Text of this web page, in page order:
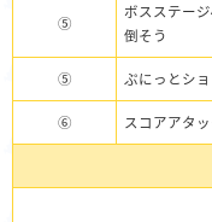
⑤
ボスステー
倒そう
⑤ ぷにっとシ
⑥ スコアアタ